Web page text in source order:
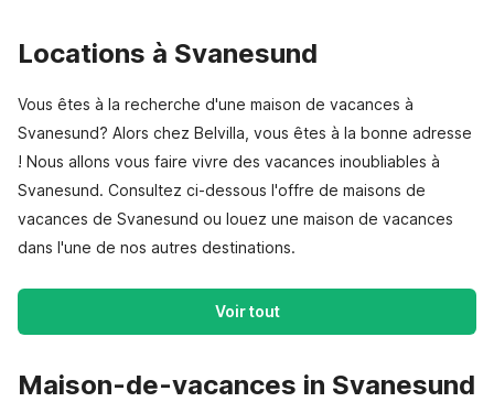
Locations à Svanesund
Vous êtes à la recherche d'une maison de vacances à
Svanesund? Alors chez Belvilla, vous êtes à la bonne adresse
! Nous allons vous faire vivre des vacances inoubliables à
Svanesund. Consultez ci-dessous l'offre de maisons de
vacances de Svanesund ou louez une maison de vacances
dans l'une de nos autres destinations.
Voir tout
Maison-de-vacances in Svanesund